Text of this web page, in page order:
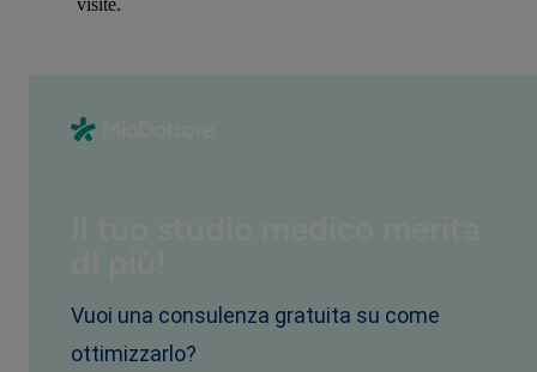
visite.
Vuoi una consulenza gratuita su come
ottimizzarlo?